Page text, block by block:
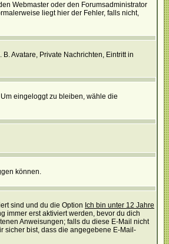
Webmaster oder den Forumsadministrator
liegt hier der Fehler, falls nicht,
Avatare, Private Nachrichten, Eintritt in
eingeloggt zu bleiben, wähle die
können.
sind und du die Option Ich bin unter 12 Jahre
immer erst aktiviert werden, bevor du dich
Anweisungen; falls du diese E-Mail nicht
sicher bist, dass die angegebene E-Mail-